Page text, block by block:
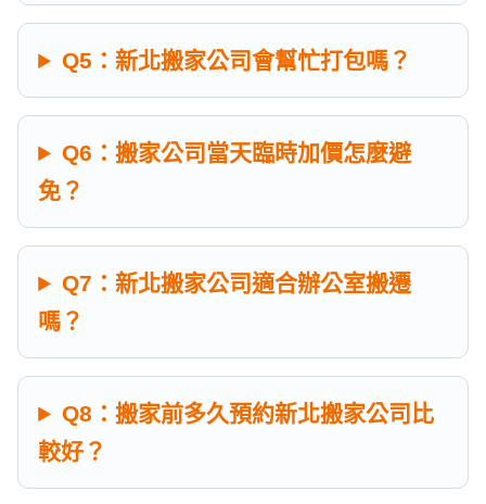
Q5：新北搬家公司會幫忙打包嗎？
Q6：搬家公司當天臨時加價怎麼避
免？
Q7：新北搬家公司適合辦公室搬遷
嗎？
Q8：搬家前多久預約新北搬家公司比
較好？